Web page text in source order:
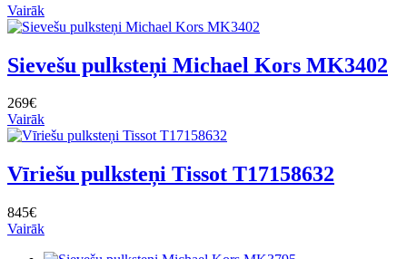
Vairāk
Sievešu pulksteņi Michael Kors MK3402
269€
Vairāk
Vīriešu pulksteņi Tissot T17158632
845€
Vairāk